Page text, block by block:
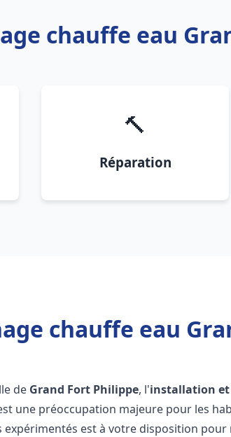
chauffe eau
🔨
Réparation
chauffe eau
de Grand Fort Philippe, l'installation et
une préoccupation majeure pour les
expérimentés est à votre disposition